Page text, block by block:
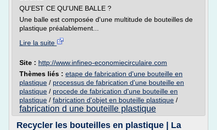
QU'EST CE QU'UNE BALLE ?
Une balle est composée d'une multitude de bouteilles de
plastique préalablement...
Lire la suite
Site : http://www.infineo-economiecirculaire.com
Thèmes liés : etape de fabrication d'une bouteille en
plastique / processus de fabrication d'une bouteille en
plastique / procede de fabrication d'une bouteille en
plastique / fabrication d'objet en bouteille plastique /
fabrication d une bouteille plastique
Recycler les bouteilles en plastique | La